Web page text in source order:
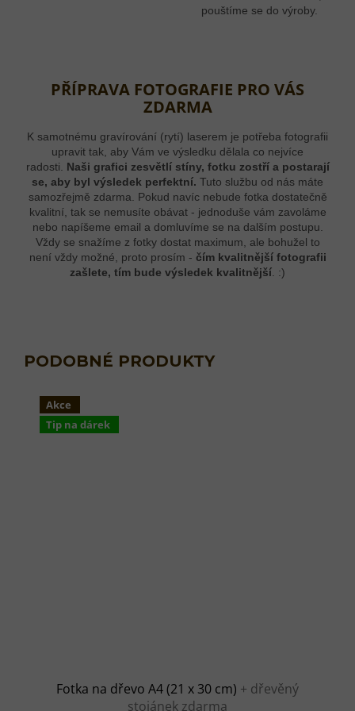
pouštíme se do výroby.
PŘÍPRAVA FOTOGRAFIE PRO VÁS
ZDARMA
K samotnému gravírování (rytí) laserem je potřeba fotografii
upravit tak, aby Vám ve výsledku dělala co nejvíce
radosti. Naši grafici zesvětlí stíny, fotku zostří a postarají
se, aby byl výsledek perfektní. Tuto službu od nás máte
samozřejmě zdarma. Pokud navíc nebude fotka dostatečně
kvalitní, tak se nemusíte obávat - jednoduše vám zavoláme
nebo napíšeme email a domluvíme se na dalším postupu.
Vždy se snažíme z fotky dostat maximum, ale bohužel to
není vždy možné, proto prosím - čím kvalitnější fotografii
zašlete, tím bude výsledek kvalitnější . :)
Akce
Tip na dárek
Fotka na dřevo A4 (21 x 30 cm) + dřevěný
stojánek zdarma